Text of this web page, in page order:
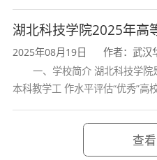
理专业人才。
课程类别
公共基础课
学校、全国普通
湖北科技学院2025年高
2025年08月19日
作者：武汉
一、学校简介 湖北科技学院是湖北省属普通本科院校、教育部
本科教学工 作水平评估“优秀”高
查